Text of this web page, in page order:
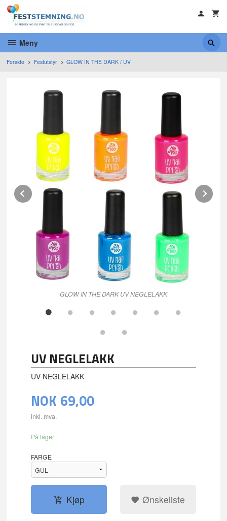
Gå
innholdet
Meny
Forside Festutstyr GLOW IN THE DARK / UV
GLOW IN THE DARK UV NEGLELAKK
Prev
UV NEGLELAKK
UV NEGLELAKK
NOK 69,00
inkl. mva.
På lager
FARGE
Kjøp Ønskeliste